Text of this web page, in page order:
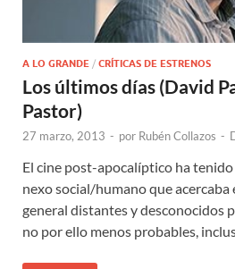
A LO GRANDE / CRÍTICAS DE ESTRENOS
Los últimos días (David
Pastor)
27 marzo, 2013 - por Rubén Collazos -
El cine post-apocalíptico ha
nexo social/humano que
general distantes y desconocidos
no por ello menos probables,